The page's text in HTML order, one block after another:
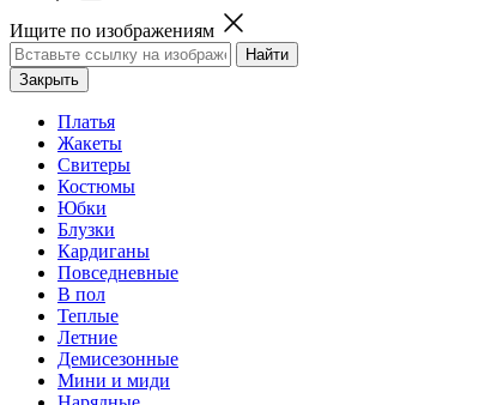
Ищите по изображениям
Закрыть
Платья
Жакеты
Свитеры
Костюмы
Юбки
Блузки
Кардиганы
Повседневные
В пол
Теплые
Летние
Демисезонные
Мини и миди